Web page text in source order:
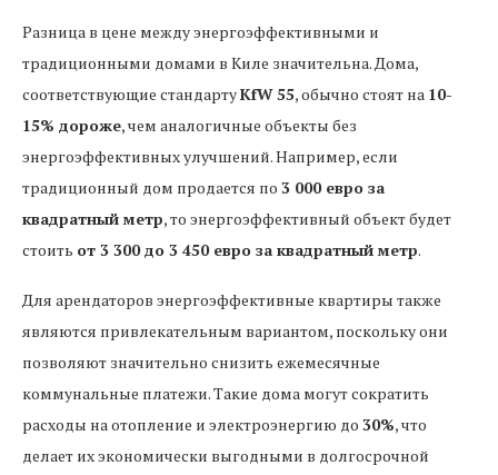
Разница в цене между энергоэффективными и
традиционными домами в Киле значительна. Дома,
соответствующие стандартуKfW 55, обычно стоят на 10-
15% дороже, чем аналогичные объекты без
энергоэффективных улучшений. Например, если
традиционный дом продается по 3 000 евро за
квадратный метр, то энергоэффективный объект будет
стоить от 3 300 до 3 450 евро за квадратный метр.
Для арендаторов энергоэффективные квартиры также
являются привлекательным вариантом, поскольку они
позволяют значительно снизить ежемесячные
коммунальные платежи. Такие дома могут сократить
расходы на отопление и электроэнергию до 30%, что
делает их экономически выгодными в долгосрочной